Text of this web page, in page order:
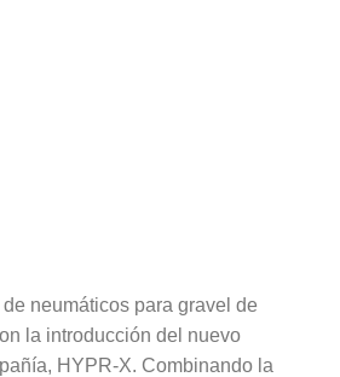
neumáticos para gravel de
la introducción del nuevo
HYPR-X. Combinando la